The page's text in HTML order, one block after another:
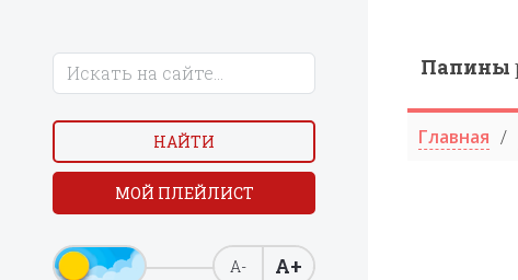
НАЙТИ
МОЙ ПЛЕЙЛИСТ
А- А+
Папины
Главная